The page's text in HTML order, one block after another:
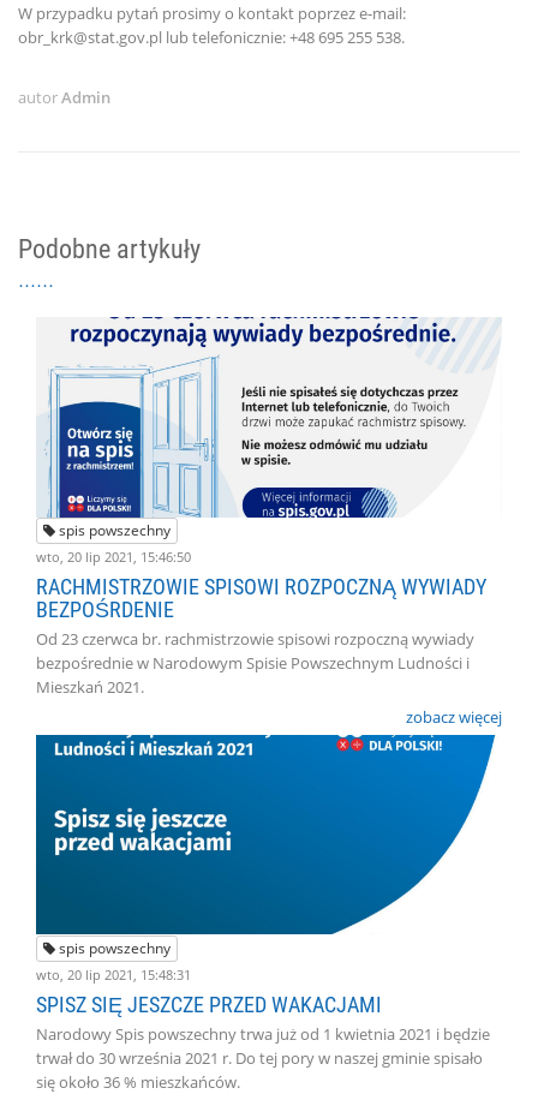
W przypadku pytań prosimy o kontakt poprzez e-mail:
obr_krk@stat.gov.pl lub telefonicznie: +48 695 255 538.
autorAdmin
Podobne artykuły
spis powszechny
wto, 20 lip 2021, 15:46:50
RACHMISTRZOWIE SPISOWI ROZPOCZNĄ WYWIADY
BEZPOŚRDENIE
Od 23 czerwca br. rachmistrzowie spisowi rozpoczną wywiady
bezpośrednie w Narodowym Spisie Powszechnym Ludności i
Mieszkań 2021.
zobacz więcej
spis powszechny
wto, 20 lip 2021, 15:48:31
SPISZ SIĘ JESZCZE PRZED WAKACJAMI
Narodowy Spis powszechny trwa już od 1 kwietnia 2021 i będzie
trwał do 30 września 2021 r. Do tej pory w naszej gminie spisało
się około 36 % mieszkańców.